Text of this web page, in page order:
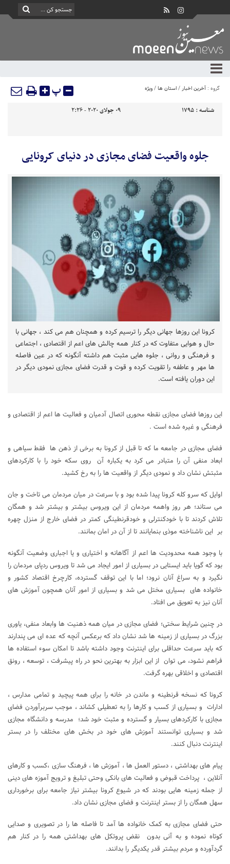
گروه : آخرین اخبار/استان ها/ویژه پ
شناسه : 1795 09 جولای 2020 - 2:26
جلوه واقعیت فضای مجازی در دنیای کرونایی
کرونا این روزها جهانی دیگر را ترسیم کرده و همچنان هم می کند ، جهانی با
حال و هوایی متفاوت که در کنار همه چالش های اعم از اقتصادی ، اجتماعی
و فرهنگی و روانی ، جلوه هایی مثبت هم داشته آنگونه که در عین فاصله
ها مهر و عاطفه را تقویت کرده و قوت و قدرت فضای مجازی نمودی دیگر در
این دوران یافته است.
این روزها فضای مجازی نقطه محوری اتصال آدمیان و فعالیت ها اعم از اقتصادی و
فرهنگی و غیره شده است .
فضای مجازی در جامعه ما که تا قبل از کرونا به برخی از ذهن ها فقط سیاهی و
ابعاد منفی آن را متبادر می کرد به یکباره آن روی سکه خود را با کارکردهای
مثبتش نشان داد و نمودی دیگر از واقعیت ها را به رخ کشید.
اوایل که سرو کله کرونا پیدا شده بود و با سرعت در میان مردمان می تاخت و جان
می ستاند؛ هر روز واهمه مردمان از این ویروس بیشتر و بیشتر شد و همگان
تلاش کردند تا با خودکنترلی و خودقرنطینگی کمتر در فضای خارج از منزل چهره
بر این ناشناخته موذی بنمایانند تا از آن در امان بمانند.
با وجود همه محدودیت ها اعم از آگاهانه و اختیاری و یا اجباری وضعیت آنگونه
بود که گویا باید ایستایی در بسیاری از امور ایجاد می شد تا ویروس ردپای مردمان را
نگیرد و به سراغ آنان نرود؛ اما با این توقف گسترده، کارچرخ اقتصاد کشور و
خانواده های بسیاری مختل می شد و بسیاری از امور آنان همچون آموزش های
آنان نیز به تعویق می افتاد.
در چنین شرایط سختی؛ فضای مجازی در میان همه ذهنیت ها وابعاد منفی، یاوری
بزرگ در بسیاری از زمینه ها شد نشان داد که برعکس آنچه که عده ای می پندارند
که باید سرعت حداقلی برای اینترنت وجود داشته باشد تا امکان سوء استفاده ها
فراهم نشود، می توان از این ابزار به بهترین نحو در راه پیشرفت ، توسعه ، رونق
اقتصادی و اخلاقی بهره گرفت.
کرونا که نسخه قرنطینه و ماندن در خانه را برای همه پیچید و تمامی مدارس ،
ادارات و بسیاری از کسب و کارها را به تعطیلی کشاند ، موجب سربرآوردن فضای
مجازی با کارکردهای بسیار و گسترده و مثبت خود شد؛ مدرسه و دانشگاه مجازی
شد و بسیاری توانستند آموزش های خود در بخش های مختلف را در بستر
اینترنت دنبال کنند.
پیام های بهداشتی ، دستور العمل ها ، آموزش ها ، فرهنگ سازی ،کسب و کارهای
آنلاین ، پرداخت قبوض و فعالیت های بانکی وحتی تبلیغ و ترویج آموزه های دینی
از جمله زمینه هایی بودند که در شیوع کرونا بیشتر نیاز جامعه برای برخورداری
سهل همگان را از بستر اینترنت و فضای مجازی نشان داد.
حتی فضای مجازی به کمک خانواده ها آمد تا فاصله ها را در تصویری و صدایی
کوتاه نموده و به آنی بدون نقض پروتکل های بهداشتی همه را در کنار هم
گردآورده و مردم بیشتر قدر یکدیگر را بدانند.